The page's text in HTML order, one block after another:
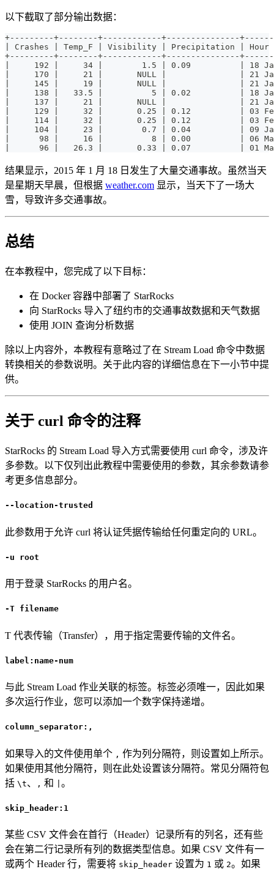
以下截取了部分输出数据：
+---------+--------+------------+---------------
| Crashes | Temp_F | Visibility | Precipitation |
+---------+--------+------------+---------------
|     192 |     34 |        1.5 | 0.09          | 18 Jan
|     170 |     21 |       NULL |               | 21 Jan
|     145 |     19 |       NULL |               | 21 Jan
|     138 |   33.5 |          5 | 0.02          | 18 Jan
|     137 |     21 |       NULL |               | 21 Jan
|     129 |     32 |       0.25 | 0.12          | 03 Feb
|     114 |     32 |       0.25 | 0.12          | 03 Feb
|     104 |     23 |        0.7 | 0.04          | 09 Jan
|      98 |     16 |          8 | 0.00          | 06 Mar
|      96 |   26.3 |       0.33 | 0.07          | 01 Mar
结果显示，2015 年 1 月 18 日发生了大量交通事故。虽然当天
是星期天早晨，但根据 weather.com 显示，当天下了一场大
雪，导致许多交通事故。
总结
在本教程中，您完成了以下目标：
在 Docker 容器中部署了 StarRocks
向 StarRocks 导入了纽约市的交通事故数据和天气数据
使用 JOIN 查询分析数据
除以上内容外，本教程有意略过了在 Stream Load 命令中数据
转换相关的参数说明。关于此内容的详细信息在下一小节中提
供。
关于 curl 命令的注释
StarRocks 的 Stream Load 导入方式需要使用 curl 命令，涉及许
多参数。以下仅列出此教程中需要使用的参数，其余参数请参
考更多信息部分。
--location-trusted
此参数用于允许 curl 将认证凭据传输给任何重定向的 URL。
-u root
用于登录 StarRocks 的用户名。
-T filename
T 代表传输（Transfer），用于指定需要传输的文件名。
label:name-num
与此 Stream Load 作业关联的标签。标签必须唯一，因此如果
多次运行作业，您可以添加一个数字保持递增。
column_separator:,
如果导入的文件使用单个 , 作为列分隔符，则设置如上所示。
如果使用其他分隔符，则在此处设置该分隔符。常见分隔符包
括 \t、 , 和 。
skip_header:1
某些 CSV 文件会在首行（Header）记录所有的列名，还有些
会在第二行记录所有列的数据类型信息。如果 CSV 文件有一
或两个 Header 行，需要将 skip_header 设置为 1 或 2。如果